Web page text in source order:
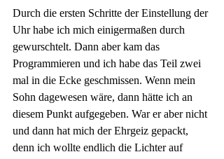
Durch die ersten Schritte der Einstellung der
Uhr habe ich mich einigermaßen durch
gewurschtelt. Dann aber kam das
Programmieren und ich habe das Teil zwei
mal in die Ecke geschmissen. Wenn mein
Sohn dagewesen wäre, dann hätte ich an
diesem Punkt aufgegeben. War er aber nicht
und dann hat mich der Ehrgeiz gepackt,
denn ich wollte endlich die Lichter auf